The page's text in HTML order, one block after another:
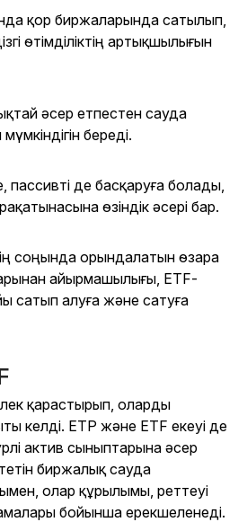
қор биржаларында сатылып,
өтімділіктің артықшылығын
әсер етпестен сауда
береді.
пассивті де басқаруға болады,
өзіндік әсері бар.
соңында орындалатын өзара
айырмашылығы, ETF-
сатып алуға және сатуға
қарастырып, оларды
келді. ETP және ETF екеуі де
актив сыныптарына әсер
биржалық сауда
олар құрылымы, реттеуі
бойынша ерекшеленеді.